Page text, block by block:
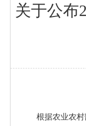
关于公布
根据农业农